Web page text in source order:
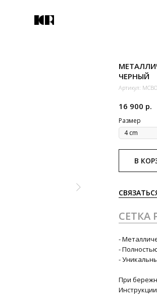
ЧЕРНЫЙ
Артикул:
16 900 р.
Размер
В
СЕТКА
-
-
-
При